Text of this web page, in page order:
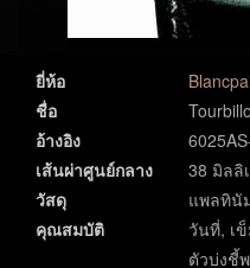
ยี่ห้อ
ชื่อ
อ้างอิง
เส้นผ่าศูนย์กลาง
38 มิลลิ
วัสดุ
แพลทินั
คุณสมบัติ
วันที่, เ
ตัวบ่งชี้